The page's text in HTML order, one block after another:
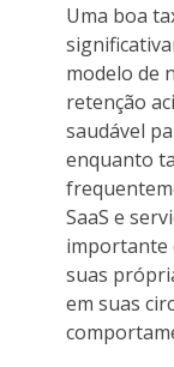
Uma boa
modelo de
retenção
saudável
enquanto
SaaS e
importante
suas
em suas